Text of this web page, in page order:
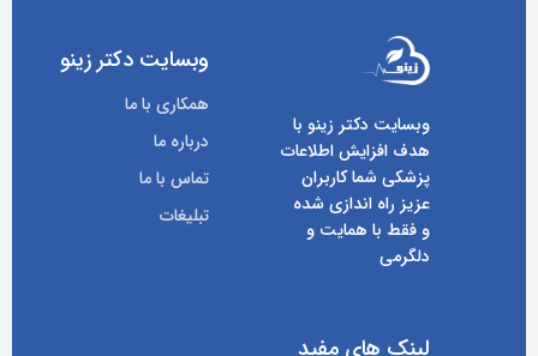
وبسایت دکتر زینو با
هدف افزایش اطلاعات
پزشکی شما کاربران
عزیز راه اندازی شده
و فقط با همایت و
دلگرمی
وبسایت دکتر زینو
همکاری با ما
درباره ما
تماس با ما
تبلیغات
لینک های مفید